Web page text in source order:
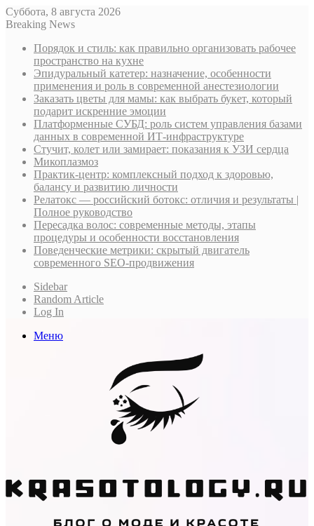
Суббота, 8 августа 2026
Breaking News
Порядок и стиль: как правильно организовать рабочее
пространство на кухне
Эпидуральный катетер: назначение, особенности
применения и роль в современной анестезиологии
Заказать цветы для мамы: как выбрать букет, который
подарит искренние эмоции
Платформенные СУБД: роль систем управления базами
данных в современной ИТ-инфраструктуре
Стучит, колет или замирает: показания к УЗИ сердца
Микоплазмоз
Практик-центр: комплексный подход к здоровью,
балансу и развитию личности
Релатокс — российский ботокс: отличия и результаты |
Полное руководство
Пересадка волос: современные методы, этапы
процедуры и особенности восстановления
Поведенческие метрики: скрытый двигатель
современного SEO-продвижения
Sidebar
Random Article
Log In
Меню